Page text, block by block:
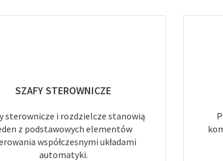
SZAFY STEROWNICZE
sterownicze i rozdzielcze stanowią
z podstawowych elementów
współczesnymi układami
automatyki.